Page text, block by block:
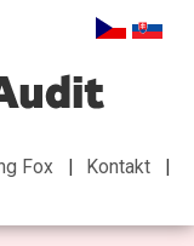
Fox
Kontakt